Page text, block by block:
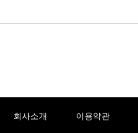
회사소개 이용약관